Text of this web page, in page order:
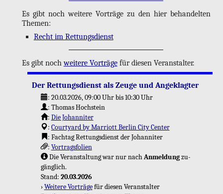
Es gibt noch wei­te­re Vor­trä­ge zu den hier be­han­del­ten
The­men:
Recht im Ret­tungs­dienst
Es gibt nochwei­te­re Vor­trä­gefür die­sen Ver­an­stal­ter.
Der Ret­tungs­dienst als Zeuge und An­ge­klag­ter
: 20.03.2026, 09:00 Uhr bis 10:30 Uhr
: Tho­mas Hoch­stein
: Die Jo­han­ni­ter
: Cour­ty­ard by Mar­riott Ber­lin City Cen­ter
: Fach­tag Ret­tungs­dienst der Jo­han­ni­ter
: Vor­trags­fo­li­en
Die Ver­an­stal­tung war nur nach An­mel­dungzu­
gäng­lich.
Stand: 20.03.2026
› Wei­te­re Vor­trä­gefür die­sen Ver­an­stal­ter